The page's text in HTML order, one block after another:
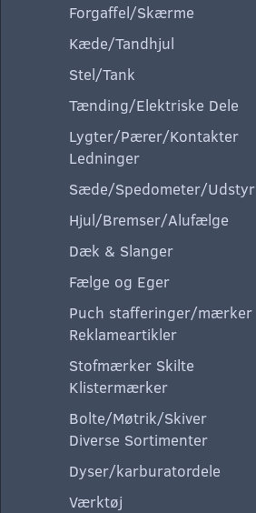
Forgaffel/Skærme
Kæde/Tandhjul
Stel/Tank
Tænding/Elektriske Dele
Lygter/Pærer/Kontakter
Ledninger
Sæde/Spedometer/Udstyr
Hjul/Bremser/Alufælge
Dæk & Slanger
Fælge og Eger
Puch stafferinger/mærker
Reklameartikler
Stofmærker Skilte
Klistermærker
Bolte/Møtrik/Skiver
Diverse Sortimenter
Dyser/karburatordele
Værktøj